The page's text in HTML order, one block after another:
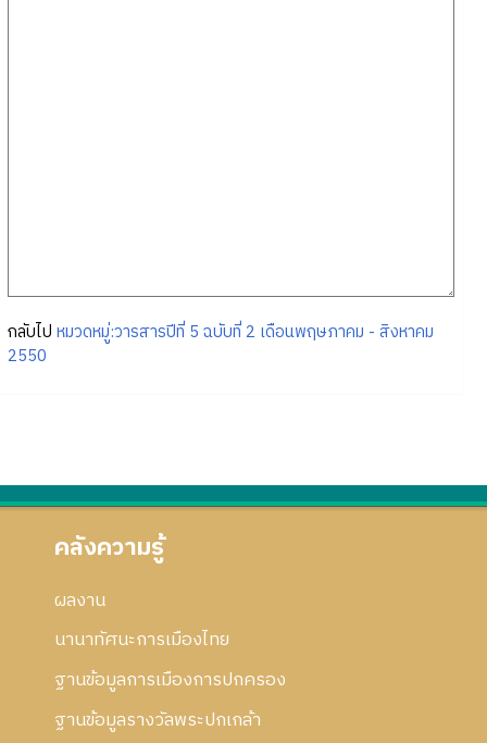
กลับไป หมวดหมู่:วารสารปีที่ 5 ฉบับที่ 2 เดือนพฤษภาคม - สิงหาคม
2550
คลังความรู้
ผลงาน
นานาทัศนะการเมืองไทย
ฐานข้อมูลการเมืองการปกครอง
ฐานข้อมูลรางวัลพระปกเกล้า